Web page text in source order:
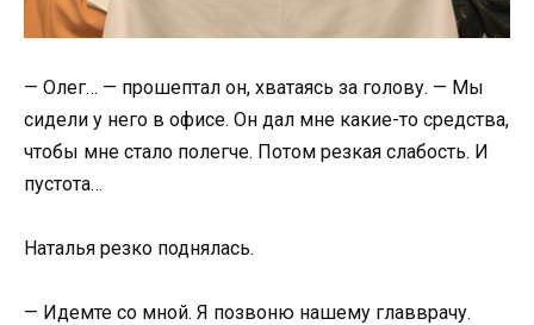
— Олег… — прошептал он, хватаясь за голову. — Мы
сидели у него в офисе. Он дал мне какие-то средства,
чтобы мне стало полегче. Потом резкая слабость. И
пустота…
Наталья резко поднялась.
— Идемте со мной. Я позвоню нашему главврачу.